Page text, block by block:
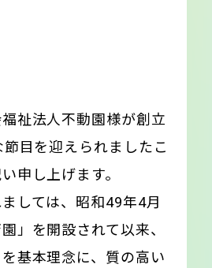
祉法人不動園様が創立
目を迎えられましたこ
申し上げます。
しては、昭和49年4月
」を開設されて以来、
を基本理念に、質の高い